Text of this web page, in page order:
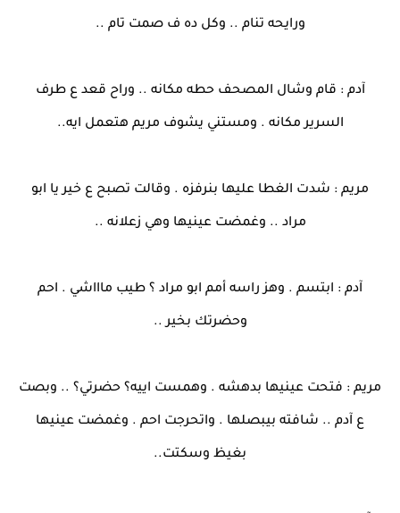
ورايحه تنام .. وكل ده ف صمت تام ..
آدم : قام وشال المصحف حطه مكانه .. وراح قعد ع طرف
السرير مكانه . ومستني يشوف مريم هتعمل ايه..
مريم : شدت الغطا عليها بنرفزه . وقالت تصبح ع خير يا ابو
مراد .. وغمضت عينيها وهي زعلانه ..
آدم : ابتسم . وهز راسه أمم ابو مراد ؟ طيب ماااشي . احم
وحضرتك بخير ..
مريم : فتحت عينيها بدهشه . وهمست اييه؟ حضرتي؟ .. وبصت
ع آدم .. شافته بيبصلها . واتحرجت احم . وغمضت عينيها
بغيظ وسكتت..